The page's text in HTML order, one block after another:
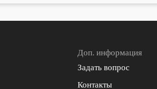
Доп. информация
Задать вопрос
Контакты